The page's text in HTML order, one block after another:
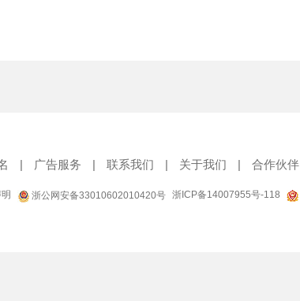
| 广告服务 | 联系我们 | 关于我们 | 合作伙伴
浙公网安备33010602010420号 浙ICP备14007955号-118